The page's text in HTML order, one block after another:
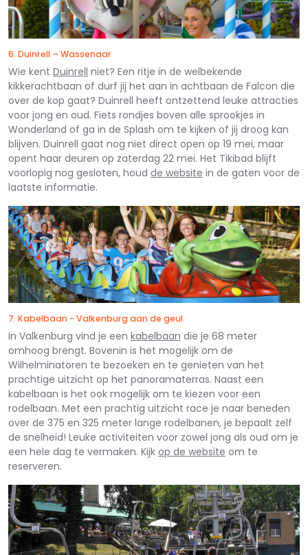
6. Duinrell – Wassenaar
Wie kent Duinrell niet? Een ritje in de welbekende
kikkerachtbaan of durf jij het aan in achtbaan de Falcon die
over de kop gaat? Duinrell heeft ontzettend leuke attracties
voor jong en oud. Fiets rondjes boven alle sprookjes in
Wonderland of ga in de Splash om te kijken of jij droog kan
blijven. Duinrell gaat nog niet direct open op 19 mei, maar
opent haar deuren op zaterdag 22 mei. Het Tikibad blijft
voorlopig nog gesloten, houd de website in de gaten voor de
laatste informatie.
7. Kabelbaan - Valkenburg aan de geul
In Valkenburg vind je een kabelbaan die je 68 meter
omhoog brengt. Bovenin is het mogelijk om de
Wilhelminatoren te bezoeken en te genieten van het
prachtige uitzicht op het panoramaterras. Naast een
kabelbaan is het ook mogelijk om te kiezen voor een
rodelbaan. Met een prachtig uitzicht race je naar beneden
over de 375 en 325 meter lange rodelbanen, je bepaalt zelf
de snelheid! Leuke activiteiten voor zowel jong als oud om je
een hele dag te vermaken. Kijk op de website om te
reserveren.